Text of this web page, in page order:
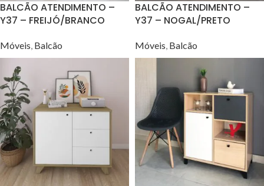
BALCÃO ATENDIMENTO –
Y37 – FREIJÓ/BRANCO
Móveis, Balcão
BALCÃO ATENDIMENTO –
Y37 – NOGAL/PRETO
Móveis, Balcão